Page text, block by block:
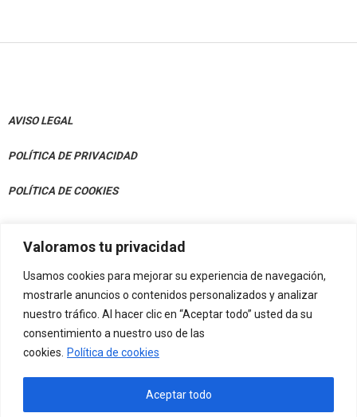
Valoramos tu privacidad
Usamos cookies para mejorar su experiencia de navegación,
mostrarle anuncios o contenidos personalizados y analizar
nuestro tráfico. Al hacer clic en “Aceptar todo” usted da su
consentimiento a nuestro uso de las
cookies. Política de cookies
Aceptar todo
AVISO LEGAL
POLÍTICA DE PRIVACIDAD
POLÍTICA DE COOKIES
CONTACTO
Av. Julián Gaiarre 50, Bajo 48004 Bilbao